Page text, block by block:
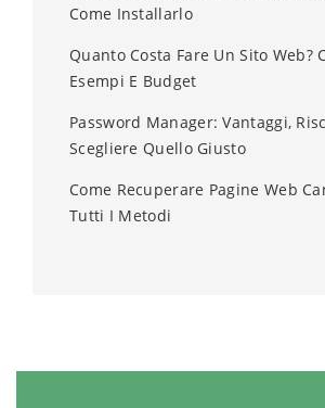
Come Installarlo
Quanto Costa Fare Un Sito Web?
Esempi E Budget
Password Manager: Vantaggi,
Scegliere Quello Giusto
Come Recuperare Pagine Web
Tutti I Metodi